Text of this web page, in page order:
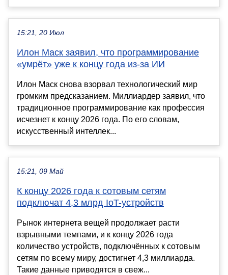
15:21, 20 Июл
Илон Маск заявил, что программирование
«умрёт» уже к концу года из-за ИИ
Илон Маск снова взорвал технологический мир
громким предсказанием. Миллиардер заявил, что
традиционное программирование как профессия
исчезнет к концу 2026 года. По его словам,
искусственный интеллек...
15:21, 09 Май
К концу 2026 года к сотовым сетям
подключат 4,3 млрд IoT-устройств
Рынок интернета вещей продолжает расти
взрывными темпами, и к концу 2026 года
количество устройств, подключённых к сотовым
сетям по всему миру, достигнет 4,3 миллиарда.
Такие данные приводятся в свеж...